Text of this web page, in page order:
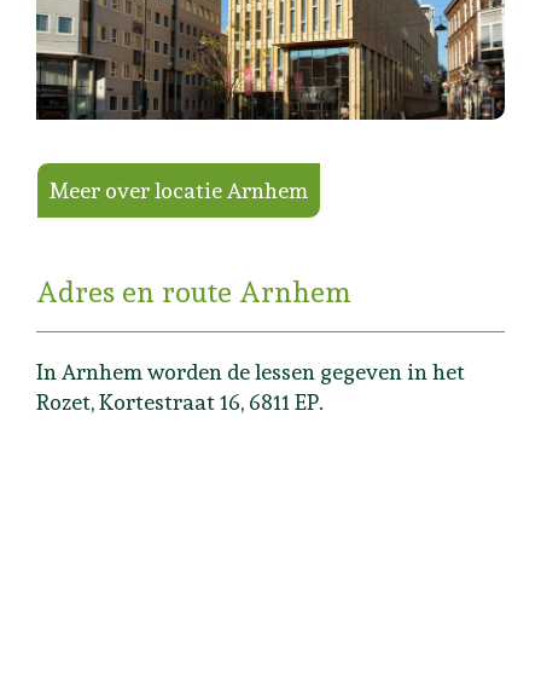
Meer over locatie Arnhem
Adres en route Arnhem
In Arnhem worden de lessen gegeven in het
Rozet, Kortestraat 16, 6811 EP.